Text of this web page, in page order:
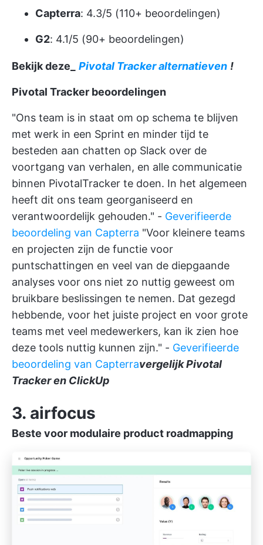
Capterra: 4.3/5 (110+ beoordelingen)
G2: 4.1/5 (90+ beoordelingen)
Bekijk deze_ Pivotal Tracker alternatieven !
Pivotal Tracker beoordelingen
"Ons team is in staat om op schema te blijven
met werk in een Sprint en minder tijd te
besteden aan chatten op Slack over de
voortgang van verhalen, en alle communicatie
binnen PivotalTracker te doen. In het algemeen
heeft dit ons team georganiseerd en
verantwoordelijk gehouden." - Geverifieerde
beoordeling van Capterra "Voor kleinere teams
en projecten zijn de functie voor
puntschattingen en veel van de diepgaande
analyses voor ons niet zo nuttig geweest om
bruikbare beslissingen te nemen. Dat gezegd
hebbende, voor het juiste project en voor grote
teams met veel medewerkers, kan ik zien hoe
deze tools nuttig kunnen zijn." - Geverifieerde
beoordeling van Capterravergelijk Pivotal
Tracker en ClickUp
3. airfocus
Beste voor modulaire product roadmapping